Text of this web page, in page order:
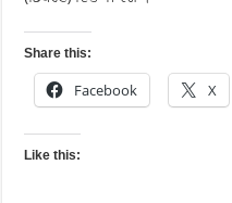
Share this:
Facebook X
Like this: